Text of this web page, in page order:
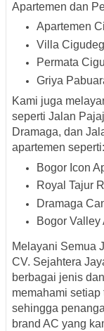
Apartemen dan
Apartemen
Villa
Permata
Griya
Kami juga
seperti Jalan
Dramaga, dan
apartemen seperti:
Bogor Icon
Royal Tajur
Dramaga
Bogor Valley
Melayani Semua
CV. Sejahtera
berbagai jenis
memahami
sehingga
brand AC yang